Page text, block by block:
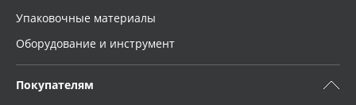
Упаковочные материалы
Оборудование и инструмент
Покупателям